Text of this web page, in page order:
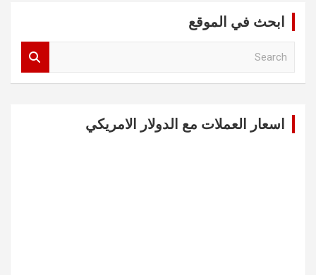
ابحث في الموقع
اسعار العملات مع الدولار الامريكي